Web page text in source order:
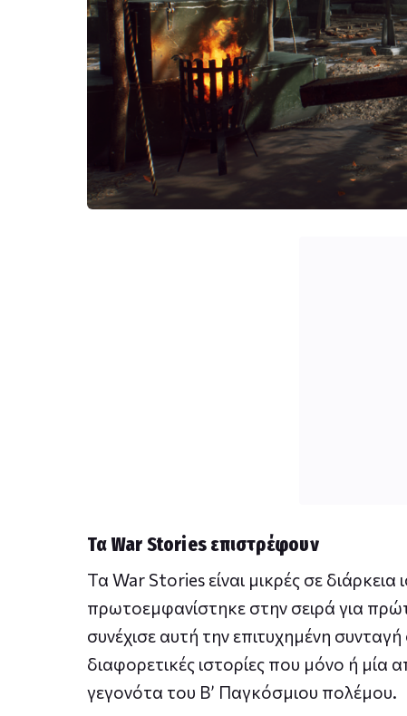
Τα War Stories επιστρέφουν
Τα War Stories είναι μικρές σε
πρωτοεμφανίστηκε στην σειρά για
συνέχισε αυτή την επιτυχημένη
διαφορετικές ιστορίες που μόνο ή μία
γεγονότα του Β’ Παγκόσμιου πολέμου.